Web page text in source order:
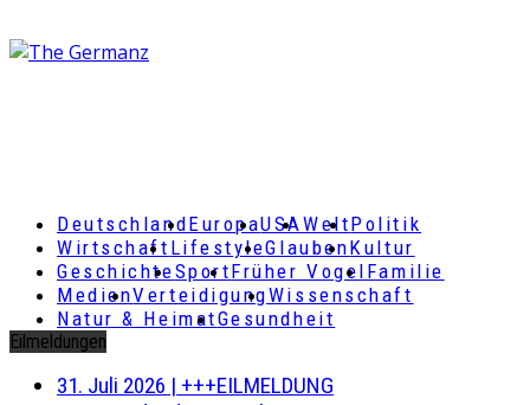
DeutschlandEuropaUSAWeltPolitik
Wirtschaft LifestyleGlaubenKultur
GeschichteSportFrüher Vogel Familie
MedienVerteidigungWissenschaft
Natur & HeimatGesundheit
Eilmeldungen
31. Juli 2026 | +++EILMELDUNG